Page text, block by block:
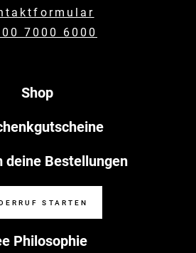
7000 6000
Philosophie
Shop
deine Bestellungen
STARTEN